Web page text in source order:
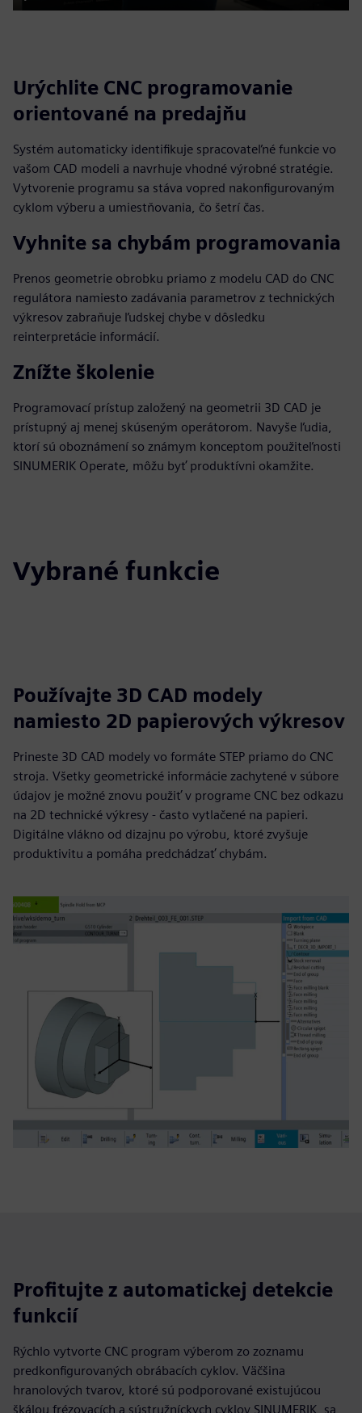
Play Mute Settings
PIP
Enter
Urýchlite CNC programovanie
orientované na predajňu
Systém automaticky identifikuje spracovateľné funkcie vo
vašom CAD modeli a navrhuje vhodné výrobné stratégie.
Vytvorenie programu sa stáva vopred nakonfigurovaným
cyklom výberu a umiestňovania, čo šetrí čas.
Vyhnite sa chybám programovania
Prenos geometrie obrobku priamo z modelu CAD do CNC
regulátora namiesto zadávania parametrov z technických
výkresov zabraňuje ľudskej chybe v dôsledku
reinterpretácie informácií.
Znížte školenie
Programovací prístup založený na geometrii 3D CAD je
prístupný aj menej skúseným operátorom. Navyše ľudia,
ktorí sú oboznámení so známym konceptom použiteľnosti
SINUMERIK Operate, môžu byť produktívni okamžite.
Vybrané funkcie
Používajte 3D CAD modely
namiesto 2D papierových výkresov
Prineste 3D CAD modely vo formáte STEP priamo do CNC
stroja. Všetky geometrické informácie zachytené v súbore
údajov je možné znovu použiť v programe CNC bez odkazu
na 2D technické výkresy - často vytlačené na papieri.
Digitálne vlákno od dizajnu po výrobu, ktoré zvyšuje
produktivitu a pomáha predchádzať chybám.
Profitujte z automatickej detekcie
funkcií
Rýchlo vytvorte CNC program výberom zo zoznamu
predkonfigurovaných obrábacích cyklov. Väčšina
hranolových tvarov, ktoré sú podporované existujúcou
škálou frézovacích a sústružníckych cyklov SINUMERIK, sa